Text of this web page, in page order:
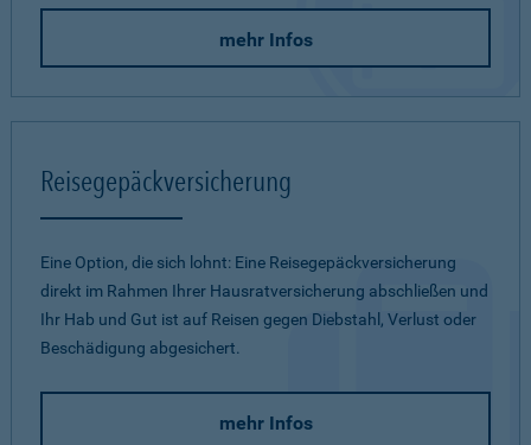
mehr Infos
Reisegepäckversicherung
Eine Option, die sich lohnt: Eine Reisegepäckversicherung
direkt im Rahmen Ihrer Hausratversicherung abschließen und
Ihr Hab und Gut ist auf Reisen gegen Diebstahl, Verlust oder
Beschädigung abgesichert.
mehr Infos